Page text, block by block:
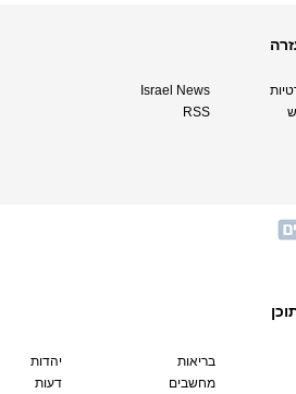
Israel News
RSS
בריאות
מחשבים
יהדות
דעות